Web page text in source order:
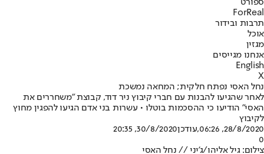
ספורט
ForReal
תרבות ובידור
אוכל
מגזין
אנחנו מגייסים
English
X
נחל האסי נפתח חלקית; המחאה נמשכת
לאחר שהגיעו להבנות עם חברי קיבוץ ניר דוד, קבוצת "משחררים את
האסי" הודיעו כי ההסכמות בוטלו • עשרות בני אדם הגיעו להפגין מחוץ
לקיבוץ
28/8/2020, 06:26
,עודכן30/8/2020, 20:35
0
צילום: גיל אליהו/ג'יני // נחל האסי